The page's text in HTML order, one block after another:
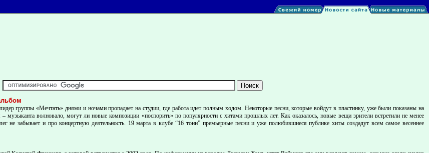
группы «Мечтать» днями и ночами пропадает на студии, где работа идет полным ходом. Некоторые песни, которые войдут в пластинку, уже были показаны на
музыканта волновало, могут ли новые композиции «поспорить» по популярности с хитами прошлых лет. Как оказалось, новые вещи зрители встретили не менее
не забывает и про концертную деятельность. 19 марта в клубе “16 тонн” премьерные песни и уже полюбившиеся публике хиты создадут всем самое весеннее